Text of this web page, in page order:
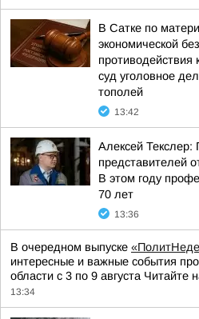
В Сатке по
экономической
противодействия
суд уголовное
тополей
13:42
Алексей
представителей
В этом году
70 лет
13:36
В очередном выпуске
интересные и важные события
области с 3 по 9 августа Читайте
13:34